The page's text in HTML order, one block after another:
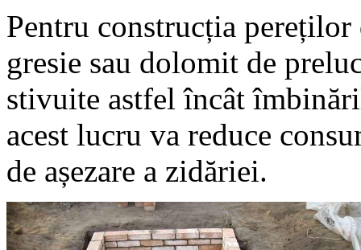
Pentru construcția
gresie sau dolomit de
stivuite astfel încât
acest lucru va reduce
de așezare a zidăriei.